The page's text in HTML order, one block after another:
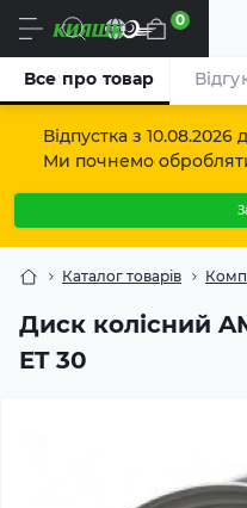
Відпустка з 10.08.2026
Ми почнемо
Uk 0
Каталог товарів
Диск колісний
ET 30
Все про товар